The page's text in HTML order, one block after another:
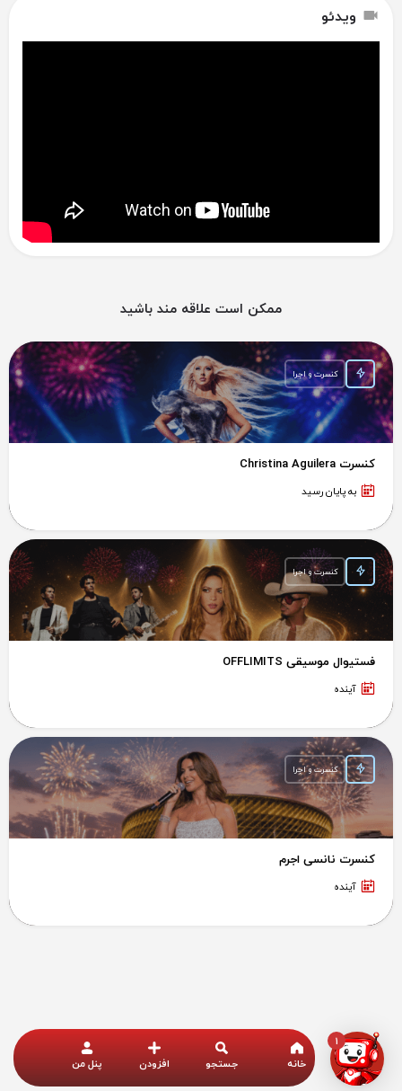
ویدئو
ممکن است علاقه مند باشید
کنسرت Christina Aguilera
به پایان رسید
کنسرت و اجرا
فستیوال موسیقی OFFLIMITS
آینده
کنسرت و اجرا
کنسرت نانسی اجرم
آینده
کنسرت و اجرا
خانه جستجو افزودن پنل من
1